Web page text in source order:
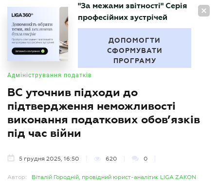
UA
БУХГАЛТЕР
"За межами звітності" Серія
професійних зустрічей
ДОПОМОГТИ
СФОРМУВАТИ
ПРОГРАМУ
Адміністрування податків
ВС уточнив підходи до
підтвердження неможливості
виконання податкових обов’язків
під час війни
5 грудня 2025, 16:50 620 0
Автор: Віталій Городній, провідний юрист-аналітик LIGA ZAKON